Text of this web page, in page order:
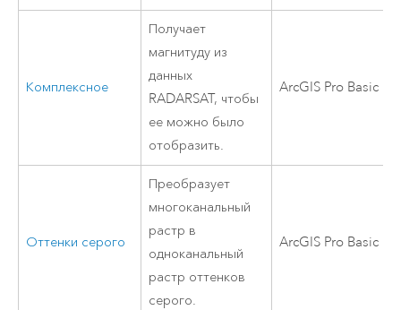
Комплексное
Получает
магнитуду из
данных
RADARSAT, чтобы
ее можно было
отобразить.
ArcGIS Pro Basic
Оттенки серого
Преобразует
многоканальный
растр в
одноканальный
растр оттенков
серого.
ArcGIS Pro Basic